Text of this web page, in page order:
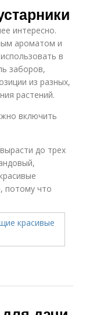
интересно.
ароматом и
в
заборов,
из разных,
растений.
включить
до трех
потому что